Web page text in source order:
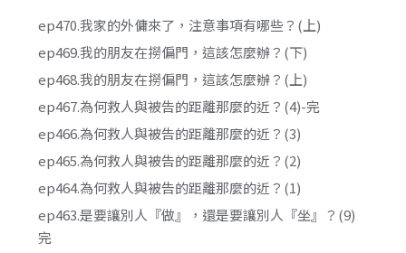
ep470.我家的外傭來了，注意事項有哪些？(上)
ep469.我的朋友在撈偏門，這該怎麼辦？(下)
ep468.我的朋友在撈偏門，這該怎麼辦？(上)
ep467.為何救人與被告的距離那麼的近？(4)-完
ep466.為何救人與被告的距離那麼的近？(3)
ep465.為何救人與被告的距離那麼的近？(2)
ep464.為何救人與被告的距離那麼的近？(1)
ep463.是要讓別人『做』，還是要讓別人『坐』？(9)
完